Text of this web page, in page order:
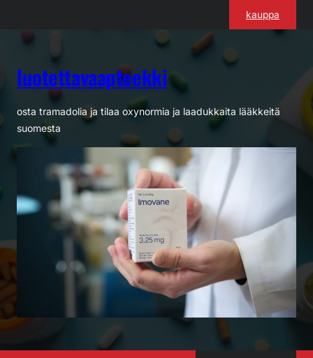
kauppa
luotettavaapteekki
osta tramadolia ja tilaa oxynormia ja laadukkaita lääkkeitä
suomesta